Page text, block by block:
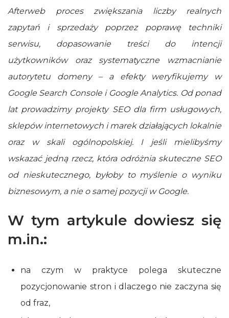
Afterweb proces zwiększania liczby realnych
zapytań i sprzedaży poprzez poprawę techniki
serwisu, dopasowanie treści do intencji
użytkowników oraz systematyczne wzmacnianie
autorytetu domeny – a efekty weryfikujemy w
Google Search Console i Google Analytics. Od ponad
lat prowadzimy projekty SEO dla firm usługowych,
sklepów internetowych i marek działających lokalnie
oraz w skali ogólnopolskiej. I jeśli mielibyśmy
wskazać jedną rzecz, która odróżnia skuteczne SEO
od nieskutecznego, byłoby to myślenie o wyniku
biznesowym, a nie o samej pozycji w Google.
W tym artykule dowiesz się
m.in.:
na czym w praktyce polega skuteczne
pozycjonowanie stron i dlaczego nie zaczyna się
od fraz,